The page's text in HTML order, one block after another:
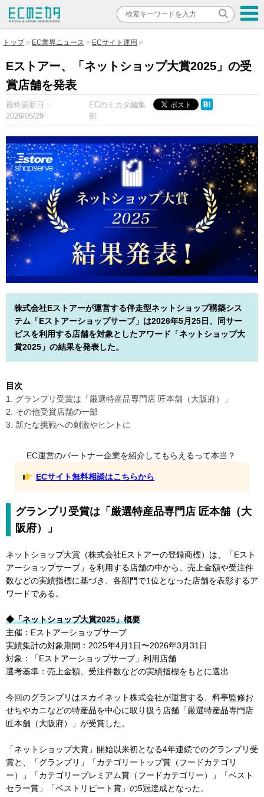
トップ EC業界ニュース ECサイト運用
Eストアー、「ネットショップ大賞2025」の受
賞店舗を発表
最終更新日：
2026/05/29
ECのミカタ編集
部
株式会社Eストアーが運営する伴走型ネットショップ構築シス
テム「Eストアーショップサーブ」は2026年5月25日、同サー
ビスを利用する店舗を対象としたアワード「ネットショップ大
賞2025」の結果を発表した。
目次
1. グランプリ受賞は「厳選特産品専門店 匠本舗（大阪府）」
2. その他受賞店舗の一部
3. 新たな挑戦への刺激やヒントに
EC運営のパートナー企業を紹介してもらえるって本当？
ECサイト無料相談はこちらから
グランプリ受賞は「厳選特産品専門店 匠本舗（大
阪府）」
ネットショップ大賞（株式会社Eストアーの登録商標）は、「Eスト
アーショップサーブ」を利用する店舗の中から、売上金額や受注件
数などの実績指標に基づき、各部門で1位となった店舗を表彰するア
ワードである。
◆「ネットショップ大賞2025」概要
主催：Eストアーショップサーブ
実績集計の対象期間：2025年4月1日〜2026年3月31日
対象：「Eストアーショップサーブ」利用店舗
選考基準：売上金額、受注件数などの実績指標をもとに選出
今回のグランプリはスカイネット株式会社が運営する、料亭監修お
せちやカニなどの特産品を中心に取り扱う店舗「厳選特産品専門店
匠本舗（大阪府）」が受賞した。
「ネットショップ大賞」開始以来初となる4年連続でのグランプリ受
賞と、「グランプリ」「カテゴリートップ賞（フードカテゴリ
ー）」「カテゴリープレミアム賞（フードカテゴリー）」「ベスト
セラー賞」「ベストリピート賞」の5冠達成となった。